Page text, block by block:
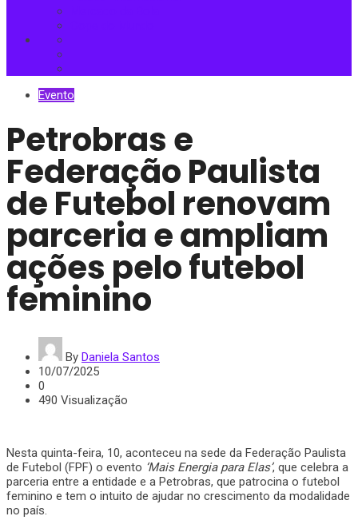
Evento
Petrobras e
Federação Paulista
de Futebol renovam
parceria e ampliam
ações pelo futebol
feminino
By Daniela Santos
10/07/2025
0
490 Visualização
Nesta quinta-feira, 10, aconteceu na sede da Federação Paulista
de Futebol (FPF) o evento ‘Mais Energia para Elas’, que celebra a
parceria entre a entidade e a Petrobras, que patrocina o futebol
feminino e tem o intuito de ajudar no crescimento da modalidade
no país.